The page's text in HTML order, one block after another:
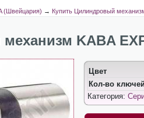
(Швейцария) → Купить Цилиндровый
KABA
Цвет
Кол-во ключей
Категория: